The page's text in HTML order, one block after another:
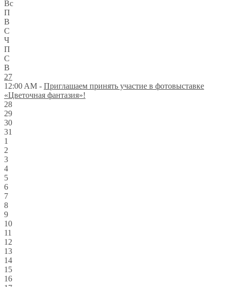
Вс
П
В
С
Ч
П
С
В
27
12:00 AM - Приглашаем принять участие в фотовыставке
«Цветочная фантазия»!
28
29
30
31
1
2
3
4
5
6
7
8
9
10
11
12
13
14
15
16